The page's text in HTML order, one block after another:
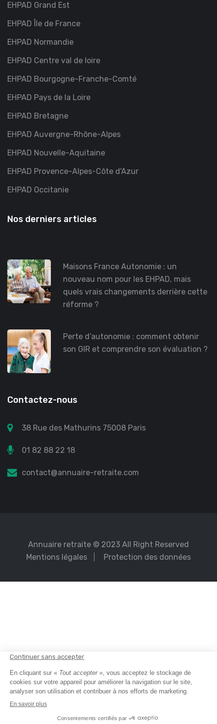
EHPAD Grand Est
EHPAD Île de France
EHPAD Normandie
EHPAD Centre val de loire
EHPAD Bourgogne-Franche-Comté
EHPAD Pays de la Loire
EHPAD Bretagne
EHPAD Auvergne-Rhône-Alpes
EHPAD Nouvelle-Aquitaine
EHPAD Provence-Alpes-Côte d'Azur
EHPAD Occitanie
Nos derniers articles
Maisons France Autonomie : un
nouveau nom pour les EHPAD, mais
quels vrais changements derrière cette
réforme ?
Perte d’autonomie : comment obtenir
son GIR et comprendre son évaluation ?
Contactez-nous
38 Rue des Mathurins 75008 Paris
01 82 88 22 18
contact@annuaire-retraite.com
Annuaire retraite © 2023 All Right Reserved
Mentions légales
Protection des données